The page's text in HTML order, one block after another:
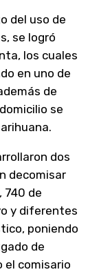
del uso de
se logró
los cuales
en uno de
de
se
dos
decomisar
740 de
y diferentes
poniendo
de
el comisario